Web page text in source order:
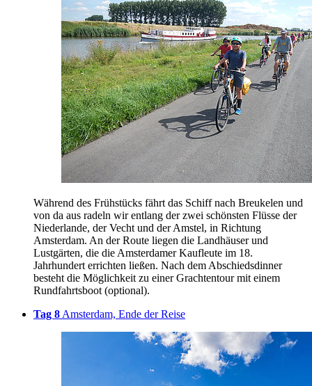
Während des Frühstücks fährt das Schiff nach Breukelen und
von da aus radeln wir entlang der zwei schönsten Flüsse der
Niederlande, der Vecht und der Amstel, in Richtung
Amsterdam. An der Route liegen die Landhäuser und
Lustgärten, die die Amsterdamer Kaufleute im 18.
Jahrhundert errichten ließen. Nach dem Abschiedsdinner
besteht die Möglichkeit zu einer Grachtentour mit einem
Rundfahrtsboot (optional).
Tag 8 Amsterdam, Ende der Reise